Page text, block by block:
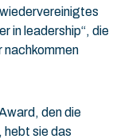
in leadership“, die
nachkommen
den die
sie das